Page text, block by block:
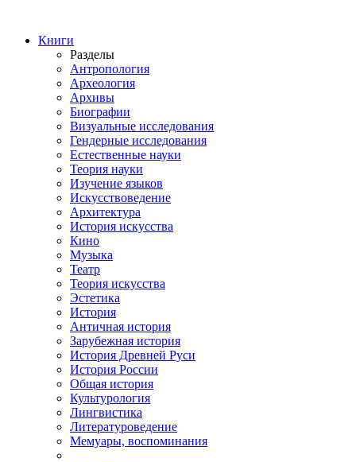
Книги
Разделы
Антропология
Археология
Архивы
Биографии
Визуальные исследования
Гендерные исследования
Естественные науки
Теория науки
Изучение языков
Искусствоведение
Архитектура
История искусства
Кино
Музыка
Театр
Теория искусства
Эстетика
История
Античная история
Зарубежная история
История Древней Руси
История России
Общая история
Культурология
Лингвистика
Литературоведение
Мемуары, воспоминания